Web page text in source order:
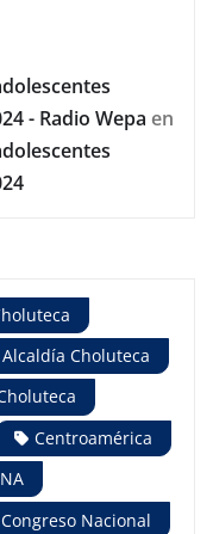
- Radio Wepa en
Alcaldía Choluteca
Centroamérica
Congreso Nacional